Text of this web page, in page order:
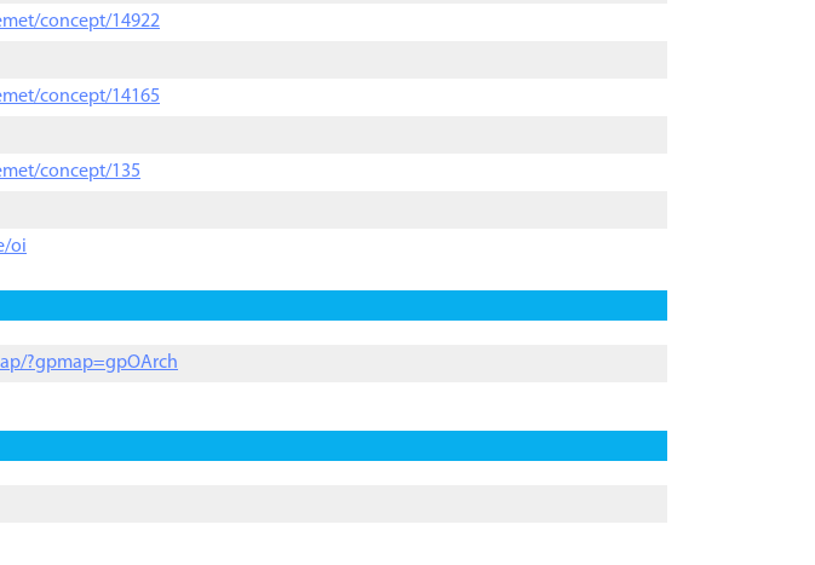
concept/14922
concept/14165
concept/135
oi
?gpmap=gpOArch